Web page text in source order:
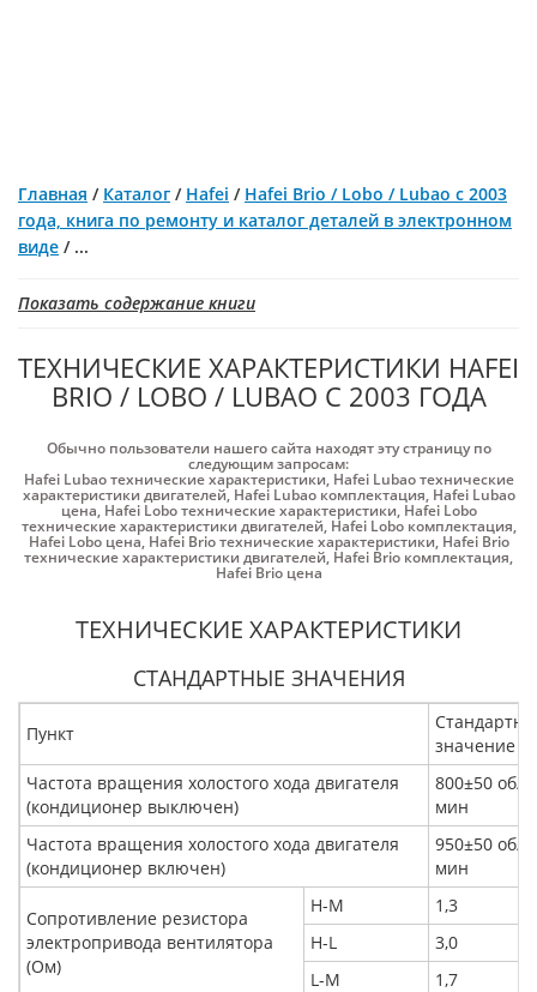
Главная / Каталог / Hafei / Hafei Brio / Lobo / Lubao с 2003
года, книга по ремонту и каталог деталей в электронном
виде / ...
Показать содержание книги
ТЕХНИЧЕСКИЕ ХАРАКТЕРИСТИКИ HAFEI
BRIO / LOBO / LUBAO С 2003 ГОДА
Обычно пользователи нашего сайта находят эту страницу по
следующим запросам:
Hafei Lubao технические характеристики, Hafei Lubao технические
характеристики двигателей, Hafei Lubao комплектация, Hafei Lubao
цена, Hafei Lobo технические характеристики, Hafei Lobo
технические характеристики двигателей, Hafei Lobo комплектация,
Hafei Lobo цена, Hafei Brio технические характеристики, Hafei Brio
технические характеристики двигателей, Hafei Brio комплектация,
Hafei Brio цена
ТЕХНИЧЕСКИЕ ХАРАКТЕРИСТИКИ
СТАНДАРТНЫЕ ЗНАЧЕНИЯ
Пункт
значение
Частота вращения холостого хода двигателя
(кондиционер выключен)
800±50 об/
мин
Частота вращения холостого хода двигателя
(кондиционер включен)
950±50 об/
мин
Сопротивление резистора
электропривода вентилятора
(Ом)
H-M
1,3
H-L
3,0
L-M
1,7